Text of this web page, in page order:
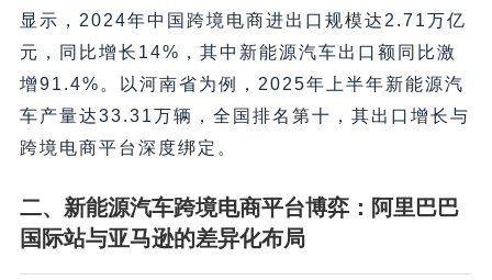
显示，2024年中国跨境电商进出口规模达2.71万亿
元，同比增长14%，其中新能源汽车出口额同比激
增91.4%。以河南省为例，2025年上半年新能源汽
车产量达33.31万辆，全国排名第十，其出口增长与
跨境电商平台深度绑定。
二、新能源汽车跨境电商平台博弈：阿里巴巴
国际站与亚马逊的差异化布局